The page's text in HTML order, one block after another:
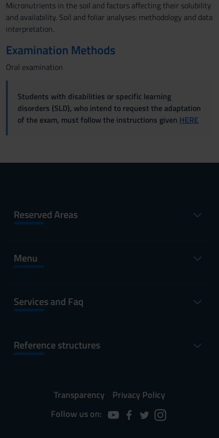
Micronutrients in the soil and factors affecting their solubility
and availability. Soil and foliar analyses: methodology and data
interpretation.
Examination Methods
Oral examination
Students with disabilities or specific learning
disorders (SLD), who intend to request the adaptation
of the exam, must follow the instructions given HERE
Reserved Areas
Menu
Services and Faq
Reference structures
Transparency
Privacy Policy
Follow us on: